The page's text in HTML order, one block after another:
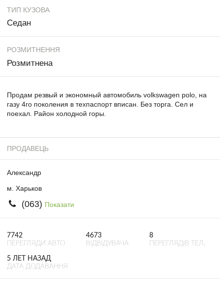
ТИП КУЗОВА
Седан
РОЗМИТНЕННЯ
Розмитнена
Продам резвый и экономный автомобиль volkswagen polo, на
газу 4го поколения в техпаспорт вписан. Без торга. Сел и
поехал. Район холодной горы.
ПРОДАВЕЦЬ
Александр
м. Харьков
(063) Показати
7742
ПЕРЕГЛЯДИ АВТО
4673
ВІДВІДУВАЧА
8
ПЕРЕГЛЯДІВ ТЕЛ.
5 ЛЕТ НАЗАД
ДАТА ДОДАВАННЯ